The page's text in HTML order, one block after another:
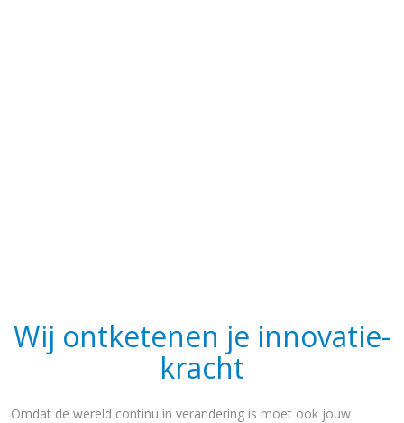
Wij ontketenen je innovatie­
kracht
Omdat de wereld continu in verandering is moet ook jouw